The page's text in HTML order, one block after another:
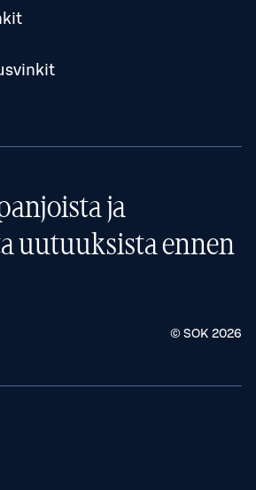
ja
uutuuksista ennen
© SOK 2026